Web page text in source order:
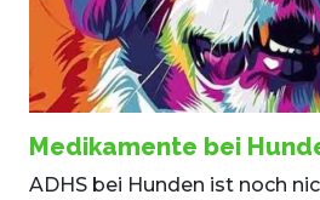
Medikamente bei
ADHS bei Hunden ist noch